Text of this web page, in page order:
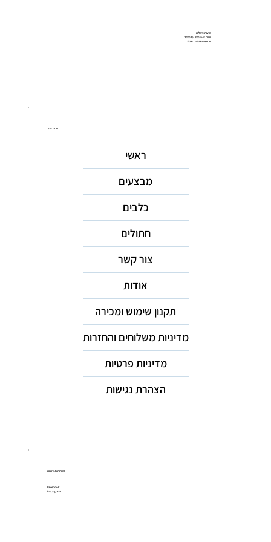
שעות פעילות
ימים א-ה: 9:00 עד 20:00
יום שישי 9:00 עד 15:00
ניווט באתר
ראשי
מבצעים
כלבים
חתולים
צור קשר
אודות
תקנון שימוש ומכירה
מדיניות משלוחים והחזרות
מדיניות פרטיות
הצהרת נגישות
רשתות חברתיות
Facebook
Instagram